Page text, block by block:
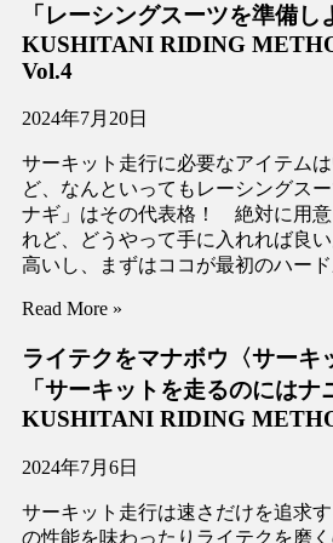
「レーシングスーツを準備し
KUSHITANI RIDING
Vol.4
2024年7月20日
サーキット走行に必要なアイテム
ど、なんといってもレーシングス
ナギ」はその代表格！ 絶対に用
れど、どうやって手に入れれば良
高いし、まずはココが最初のハー
Read More »
ライテクをマナボウ〈サーキ
「サーキットを走るのにはナ
KUSHITANI RIDING
2024年7月6日
サーキット走行は速さだけを追求
の性能を味わったりライテクを磨